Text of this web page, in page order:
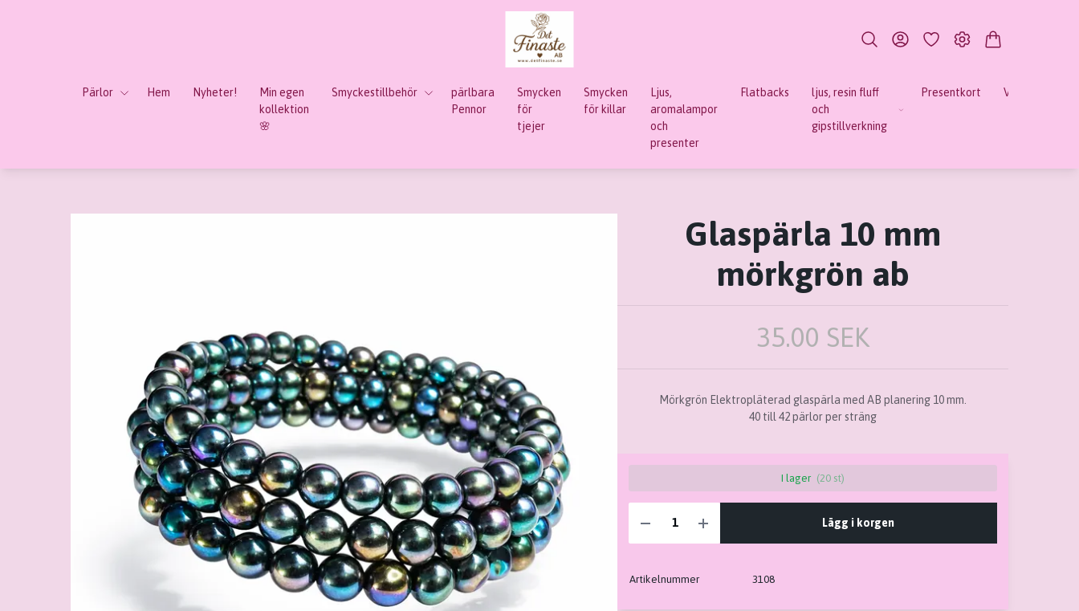
Pärlor Hem Nyheter!
Min egen
kollektion
🌸
Smyckestillbehör
pärlbara
Pennor
Smycken
för
tjejer
Smycken
för killar
Ljus,
aromalampor
och
presenter
Flatbacks
ljus, resin fluff
och
gipstillverkning
Presentkort Verktyg
Glaspärla 10 mm
mörkgrön ab
35.00 SEK
Mörkgrön Elektropläterad glaspärla med AB planering 10 mm.
40 till 42 pärlor per sträng
I lager (20 st)
Lägg i korgen
Artikelnummer 3108